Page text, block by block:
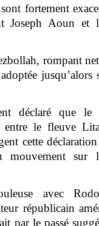
fortement
Joseph Aoun et
rompant
jusqu’alors
déclaré que le
entre le fleuve
cette
mouvement sur
avec
républicain
par le passé